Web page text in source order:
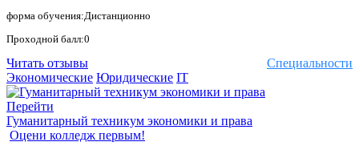
форма обучения:Дистанционно
Проходной балл:0
Специальности
Читать отзывы
Экономические Юридические IT
Перейти
Гуманитарный техникум экономики и права
Оцени колледж первым!